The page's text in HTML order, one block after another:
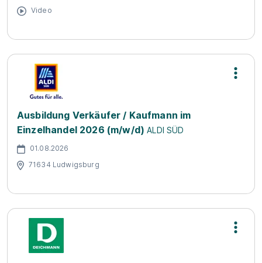
Video
Ausbildung Verkäufer / Kaufmann im
Einzelhandel 2026 (m/w/d) ALDI SÜD
01.08.2026
71634 Ludwigsburg